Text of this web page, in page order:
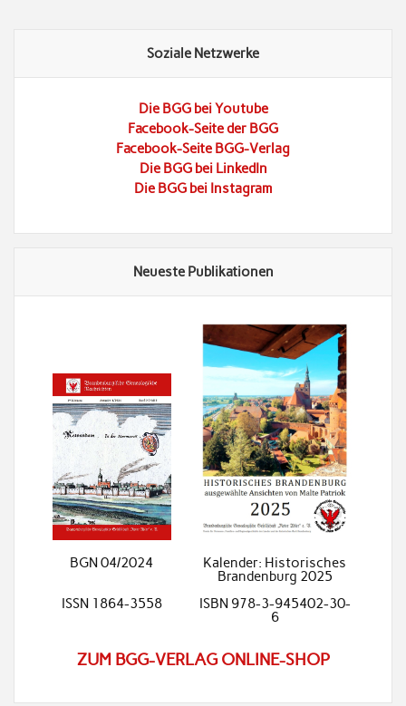
Soziale Netzwerke
Die BGG bei Youtube
Facebook-Seite der BGG
Facebook-Seite BGG-Verlag
Die BGG bei LinkedIn
Die BGG bei Instagram
Neueste Publikationen
BGN 04/2024
Kalender: Historisches
Brandenburg 2025
ISSN 1864-3558
ISBN 978-3-945402-30-
6
ZUM BGG-VERLAG ONLINE-SHOP